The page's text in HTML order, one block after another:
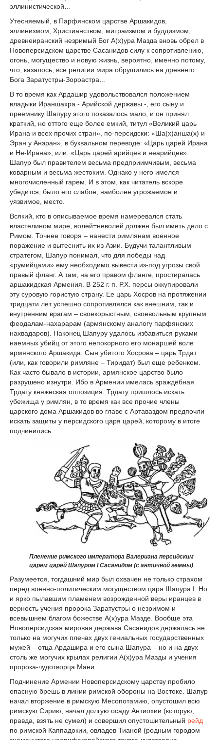
эллинистической…
Утесняемый, в Парфянском царстве Аршакидов,
эллинизмом, Христианством, митраизмом и буддизмом,
древнеиранский незримый Бог А(х)ура Мазда вновь обрел в
Новоперсидском царстве Сасанидов силу к сопротивлению,
огонь, могущество и новую жизнь, вероятно, именно потому,
что, казалось, все религии мира обрушились на древнего
Бога Заратустры-Зороастра…
В то время как Ардашир удовольствовался положением
владыки Ираншахра - Арийской державы -, его сыну и
преемнику Шапуру этого показалось мало, и он принял
краткий, но оттого еще более емкий, титул «Великий царь
Ирана и всех прочих стран», по-персидски: «Ша(х)анша(х) и
Эран у Анэран», в буквальном переводе: «Царь царей Ирана
и Не-Ирана», или: «Царь царей арийцев и неарийцев».
Шапур был правителем весьма предприимчивым, весьма
коварным и весьма жестоким. Однако у него имелся
многочисленный гарем. И в этом, как читатель вскоре
убедится, было его слабое, наиболее угрожаемое и
уязвимое, место.
Всякий, кто в описываемое время намеревался стать
властелином мире, волей=неволей должен был иметь дело с
Римом. Точнее говоря – нанести римлянам военное
поражение и вытеснить их из Азии. Будучи талантливым
стратегом, Шапур понимал, что для победы над
«румийцами» ему необходимо вывести из-под угрозы свой
правый фланг. А там, на его правом фланге, простиралась
аршакидская Армения. В 252 г. п. Р.Х. персы оккупировали
эту суровую гористую страну. Ее царь Хосров на протяжении
тридцати лет успешно сопротивлялся как внешним, так и
внутренним врагам – своекорыстным, своевольным крупным
феодалам-нахарарам (армянскому аналогу парфянских
нахвадаров). Наконец Шапуру удалось избавиться руками
наемных убийц от этого непокорного его монаршей воле
армянского Аршакида. Сын убитого Хосрова – царь Трдат
(или, как говорили римляне – Тиридат) был еще ребенком.
Как часто бывало в истории, армянское царство было
разрушено изнутри. Ибо в Армении имелась враждебная
Трдату княжеская оппозиция. Трдату пришлось искать
убежища у римлян, в то время как все прочие члены
царского дома Аршакидов во главе с Артаваздом предпочли
искать защиты у персидского царя царей, которому в итоге
подчинились.
Пленение римского императора Валериана персидским
царем царей Шапуром I Сасанидом (с античной геммы)
Разумеется, тогдашний мир был охвачен не только страхом
перед военно-политическим могуществом царя Шапура I. Но
и ярко пылавшим пламенем возрожденной веры иранцев в
верность учения пророка Заратустры о незримом и
всевышнем благом божестве А(х)ура Мазде. Вообще эта
Новоперсидская мировая держава Сасанидов держалась не
только на могучих плечах двух гениальных государственных
мужей – отца Ардашира и его сына Шапура – но и на двух
столь же могучих крылах религии А(х)ура Мазды и учения
пророка-чудотворца Мани.
Подчинение Армении Новоперсидскому царству пробило
опасную брешь в линии римской обороны на Востоке. Шапур
начал вторжение в римскую Месопотамию, опустошил всю
римскую Сирию, начал долгую осаду Антиохии (которую,
правда, взять не сумел) и совершил опустошительный рейд
по римской Каппадокии, овладев Тианой (родным городом